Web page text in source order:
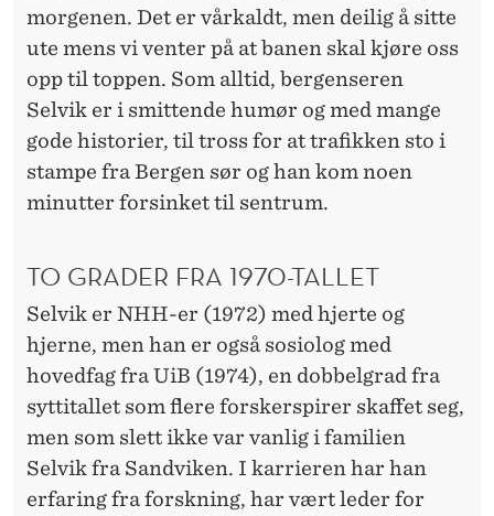
morgenen. Det er vårkaldt, men deilig å sitte
ute mens vi venter på at banen skal kjøre oss
opp til toppen. Som alltid, bergenseren
Selvik er i smittende humør og med mange
gode historier, til tross for at trafikken sto i
stampe fra Bergen sør og han kom noen
minutter forsinket til sentrum.
TO GRADER FRA 1970-TALLET
Selvik er NHH-er (1972) med hjerte og
hjerne, men han er også sosiolog med
hovedfag fra UiB (1974), en dobbelgrad fra
syttitallet som flere forskerspirer skaffet seg,
men som slett ikke var vanlig i familien
Selvik fra Sandviken. I karrieren har han
erfaring fra forskning, har vært leder for